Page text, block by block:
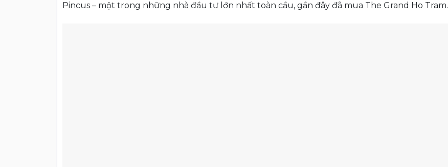
Pincus – một trong những nhà đầu tư lớn nhất toàn cầu, gần đây đã mua The Grand Ho Tram.